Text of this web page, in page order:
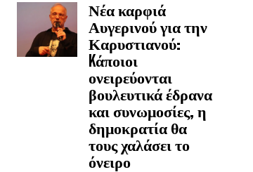
Νέα καρφιά
Αυγερινού για την
Καρυστιανού:
Kάποιοι
ονειρεύονται
βουλευτικά έδρανα
και συνωμοσίες, η
δημοκρατία θα
τους χαλάσει το
όνειρο